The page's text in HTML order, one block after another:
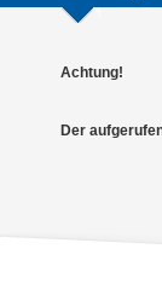
Achtung!
Der